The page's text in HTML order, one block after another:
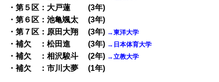
・第５区：大戸蓮 (3年)
・第６区：池亀颯太 (3年)
・第７区：原田大翔 (3年) →東洋大学
・補欠 ：松田進 (3年) →日本体育大学
・補欠 ：相沢駿斗 (2年) →立教大学
・補欠 ：市川大夢 (1年)